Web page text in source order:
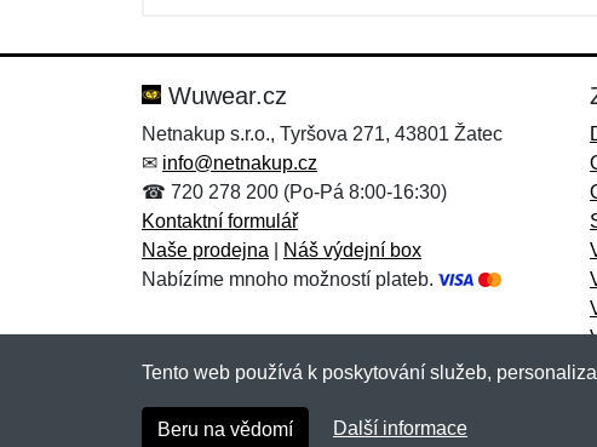
Zpráva*
Přidat
Zpráva*
Přidat
Wuwear.cz
Netnakup s.r.o., Tyršova 271, 43801 Žatec
✉ info@netnakup.cz
☎ 720 278 200 (Po-Pá 8:00-16:30)
Kontaktní formulář
Naše prodejna
Náš výdejní box
Nabízíme mnoho možností plateb.
Tento web používá k poskytování služeb,
Beru na vědomí Další informace